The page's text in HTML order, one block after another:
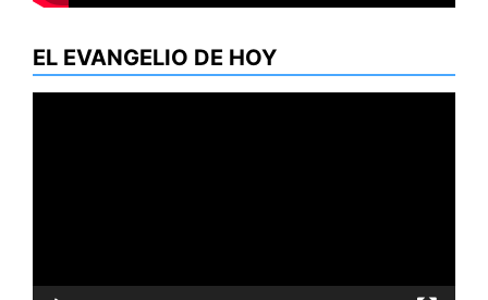
EL EVANGELIO DE HOY